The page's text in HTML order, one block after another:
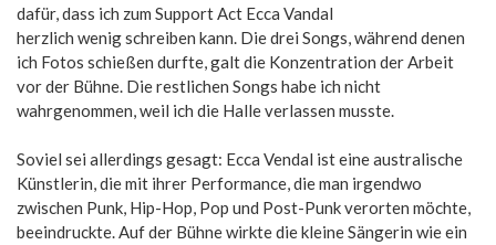
dafür, dass ich zum Support Act Ecca Vandal
herzlich wenig schreiben kann. Die drei Songs, während denen
ich Fotos schießen durfte, galt die Konzentration der Arbeit
vor der Bühne. Die restlichen Songs habe ich nicht
wahrgenommen, weil ich die Halle verlassen musste.
Soviel sei allerdings gesagt: Ecca Vendal ist eine australische
Künstlerin, die mit ihrer Performance, die man irgendwo
zwischen Punk, Hip-Hop, Pop und Post-Punk verorten möchte,
beeindruckte. Auf der Bühne wirkte die kleine Sängerin wie ein